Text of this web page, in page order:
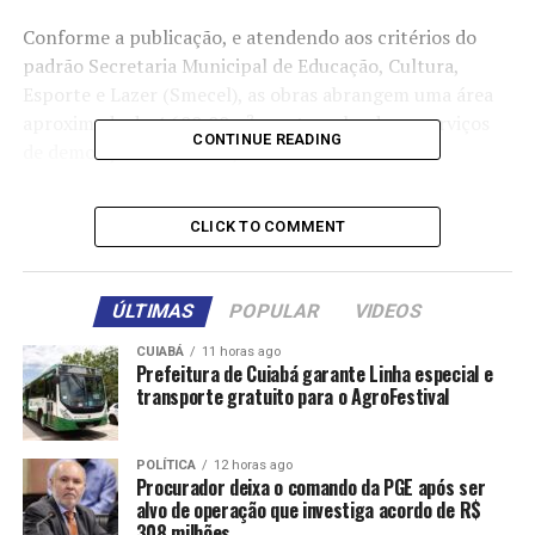
Conforme a publicação, e atendendo aos critérios do
padrão Secretaria Municipal de Educação, Cultura,
aproximada de 4.600,00m², contemplando os serviços
de demolição e retiradas, infraestrutura e
esquadrias, pisos internos, externos e calçamentos,
revestimentos internos e externos, pintura interna e
externa, instalações hidráulicas e sanitárias e instalações
elétricas, instalações de gás, sistema de proteção contra
descargas atmosféricas, bancadas e granitos, serviços
diversos e limpeza de obra.
Essa unidade foi incluída no redimensionamento da
Educação Básica executado pela Secretaria de Estado de
Educação (Seduc) e repassada ao Município em 2021.
A prefeita de Várzea Grande, Flávia Moretti (PL),
CONTINUE READING
CLICK TO COMMENT
ÚLTIMAS POPULAR VIDEOS
CUIABÁ 11 horas ago
Prefeitura de Cuiabá garante Linha especial e
transporte gratuito para o AgroFestival
POLÍTICA 12 horas ago
Procurador deixa o comando da PGE após ser
alvo de operação que investiga acordo de R$